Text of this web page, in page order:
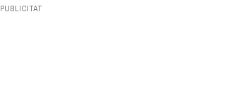
PUBLICITAT